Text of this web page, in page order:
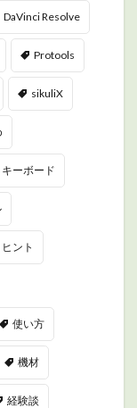
DaVinci Resolve
Protools
sikuliX
キーボード
ヒント
使い方
機材
経験談